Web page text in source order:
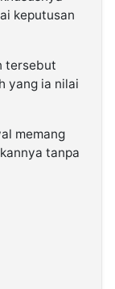
keputusan
tersebut
yang ia nilai
memang
tanpa